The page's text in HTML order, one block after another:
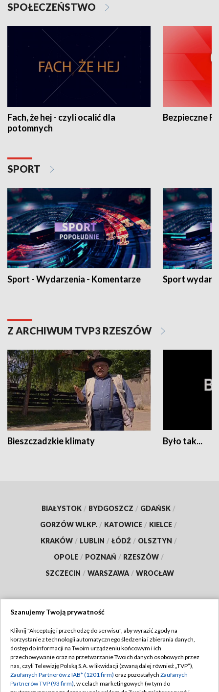
SPOŁECZEŃSTWO
Fach, że hej - czyli ocalić dla
potomnych
Bezpieczne
SPORT
Sport - Wydarzenia - Komentarze Sport
Z ARCHIWUM TVP3 RZESZÓW
Bieszczadzkie klimaty Było tak...
BIAŁYSTOK / BYDGOSZCZ / GDAŃSK /
GORZÓW WLKP. / KATOWICE / KIELCE /
KRAKÓW / LUBLIN / ŁÓDŹ / OLSZTYN /
OPOLE / POZNAŃ / RZESZÓW /
SZCZECIN / WARSZAWA / WROCŁAW
TVP
Abonament TVP
Emisja w TVP
Centrum informacji TVP
Regulamin TVP
Polityka prywatności
Szanujemy Twoją prywatność
Kliknij "Akceptuję i przechodzę do serwisu", aby wyrazić zgody na
korzystanie z technologii automatycznego śledzenia i zbierania danych,
dostęp do informacji na Twoim urządzeniu końcowym i ich
przechowywanie oraz na przetwarzanie Twoich danych osobowych przez
nas, czyli Telewizję Polską S.A. w likwidacji (zwaną dalej również „TVP”),
Zaufanych Partnerów z IAB* (1201 firm) oraz pozostałych Zaufanych
Partnerów TVP (93 firm), w celach marketingowych (w tym do